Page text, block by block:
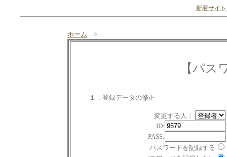
新着サイト
ホーム >
【パス
１．登録データの修正
変更する人：
ID:
PASS:
パスワードを記録する